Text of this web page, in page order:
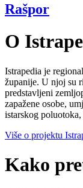
Rašpor
O
Istrapedia je
županije. U njoj su
predstavljeni
zapažene osobe,
istarskog
Više o projektu
Kako